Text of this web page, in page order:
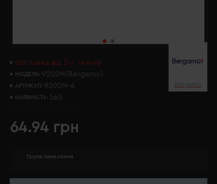
поставка від 2-х тижнів
МОДЕЛЬ: 9202M(Bergamo)
АРТИКУЛ: 9202M-6
НАЯВНІСТЬ: 563
Bergamo
64.94 грн
Група нанесення